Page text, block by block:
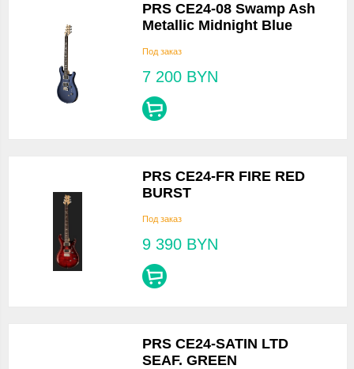
PRS CE24-08 Swamp Ash
Metallic Midnight Blue
Под заказ
7 200 BYN
PRS CE24-FR FIRE RED
BURST
Под заказ
9 390 BYN
PRS CE24-SATIN LTD
SEAF. GREEN